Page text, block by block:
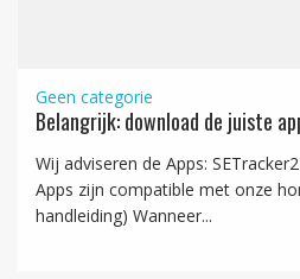
Geen categorie
Belangrijk: download de juiste
Wij adviseren de Apps:
Apps zijn compatible met onze
handleiding) Wanneer...